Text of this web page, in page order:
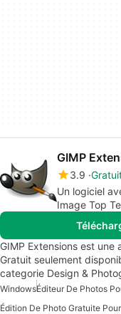
GIMP
3.9
Un logiciel
Image Top
GIMP Extensions est
Gratuit seulement
categorie Design &
WindowsÉditeur De Photos